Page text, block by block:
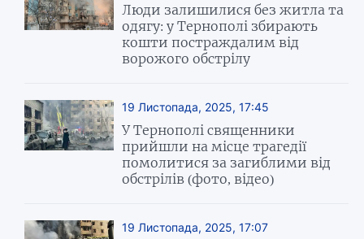
Люди залишилися без житла та
одягу: у Тернополі збирають
кошти постраждалим від
ворожого обстрілу
19 Листопада, 2025, 17:45
У Тернополі священники
прийшли на місце трагедії
помолитися за загиблими від
обстрілів (фото, відео)
19 Листопада, 2025, 17:07